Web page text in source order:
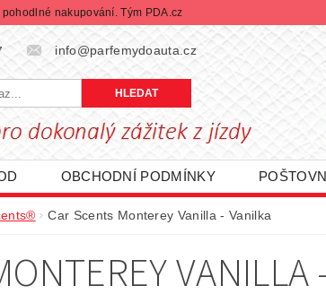
nakupování. Tým PDA.cz
info@parfemydoauta.cz
OBCHODNÍ PODMÍNKY
REKLAMACE ZBOŽÍ PROMO AKCE
Car Scents Monterey Vanilla - Vanilka